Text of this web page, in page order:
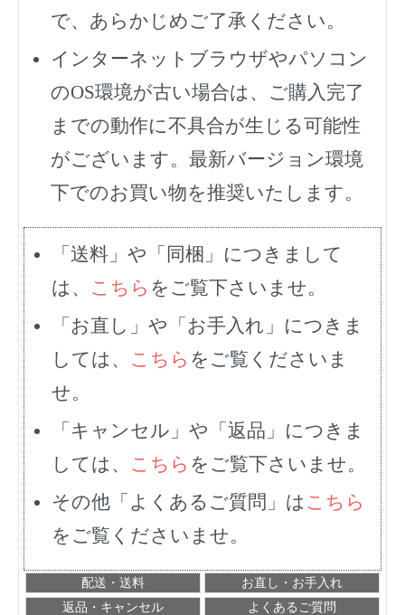
で、あらかじめご了承ください。
インターネットブラウザやパソコン
のOS環境が古い場合は、ご購入完了
までの動作に不具合が生じる可能性
がございます。最新バージョン環境
下でのお買い物を推奨いたします。
「送料」や「同梱」につきまして
は、 こちら をご覧下さいませ。
「お直し」や「お手入れ」につきま
しては、 こちら をご覧くださいま
せ。
「キャンセル」や「返品」につきま
しては、 こちら をご覧下さいませ。
その他「よくあるご質問」は こちら
をご覧くださいませ。
配送・送料
お直し・お手入れ
返品・キャンセル
よくあるご質問